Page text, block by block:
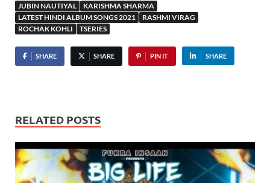
JUBIN NAUTIYAL
KARISHMA SHARMA
LATEST HINDI ALBUM SONGS 2021
RASHMI VIRAG
ROCHAK KOHLI
TSERIES
SHARE SHARE PIN IT SHARE
RELATED POSTS